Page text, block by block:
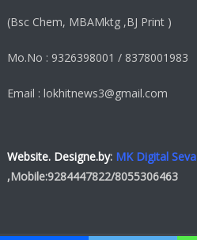
(Bsc Chem, MBAMktg ,BJ Print )
Mo.No : 9326398001 / 8378001983
Email : lokhitnews3@gmail.com
Website. Designe.by: MK Digital Seva
,Mobile:9284447822/8055306463